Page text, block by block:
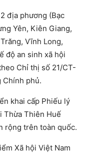
địa phương (Bạc
Yên, Kiên Giang,
Vĩnh Long,
độ an sinh xã hội
Chỉ thị số 21/CT-
Chính phủ.
khai cấp Phiếu lý
Thừa Thiên Huế
rộng trên toàn quốc.
Xã hội Việt Nam